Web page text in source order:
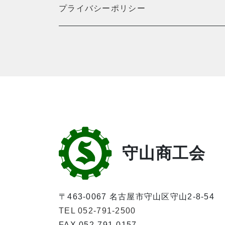
プライバシーポリシー
守山商工会
〒463-0067 名古屋市守山区守山2-8-54
TEL 052-791-2500